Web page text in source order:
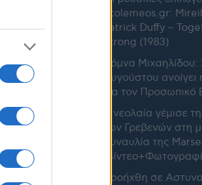
ptolemeos.gr:
Patrick Duffy –
Strong (1983)
Δόμνα Μιχαηλίδου:
Αυγούστου
για τον
Η νεολαία γέμισε
των Γρεβενών στη
συναυλία της
Προήχθη σε